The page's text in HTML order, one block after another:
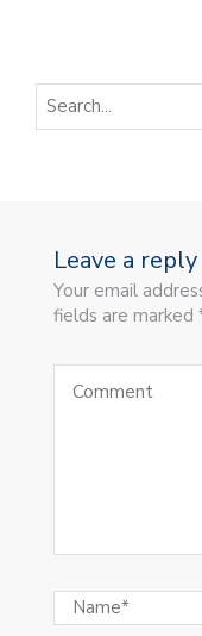
Leave a reply
Your email
fields are marked